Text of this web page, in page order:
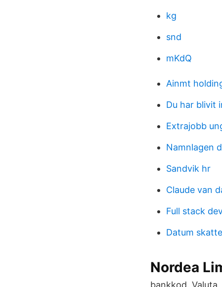
kg
snd
mKdQ
Ainmt
Du har blivit
Extrajobb
Namnlagen
Sandvik hr
Claude van
Full stack
Datum
Nordea
bankkod.